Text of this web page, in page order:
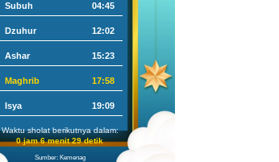
Subuh 04:45
Dzuhur 12:02
Ashar 15:23
Maghrib 17:58
Isya 19:09
Waktu sholat berikutnya dalam:
0 jam 6 menit 28 detik
Sumber: Kemenag